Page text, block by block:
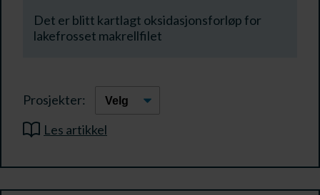
Det er blitt kartlagt oksidasjonsforløp for
lakefrosset makrellfilet
Prosjekter:
Les artikkel